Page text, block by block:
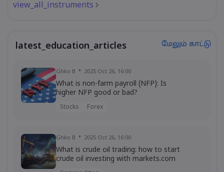
view_all_instruments
latest_education_articles மேலும் காட்டு
Ghko B 2025 Oct 26, 16:00
What is non-farm payroll (NFP): Is
higher NFP good or bad?
Stocks Forex
Ghko B 2025 Oct 26, 16:00
What is crude oil trading: how to start
crude oil investing with markets.com